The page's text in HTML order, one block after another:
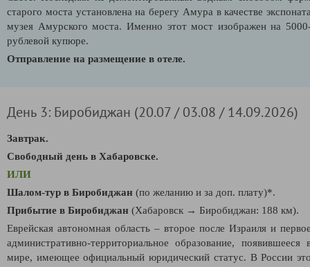
старого моста установлена на берегу Амура в качестве
музея Амурского моста. Именно этот мост изображен на
рублевой купюре.
Отправление на размещение в отеле.
День 3: Биробиджан (20.07 / 03.08 / 14.09.2026)
Завтрак.
Свободный день в Хабаровске.
ИЛИ
Шалом-тур в Биробиджан (по желанию и за доп. плату)*.
Прибытие в Биробиджан (Хабаровск → Биробиджан: 188 км).
Еврейская автономная область – второе после Израиля и
административно-территориальное образование, появившееся
мире, имеющее официальный юридический статус. В России